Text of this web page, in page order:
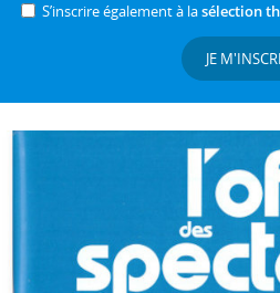
S’inscrire également à lasélection
JE